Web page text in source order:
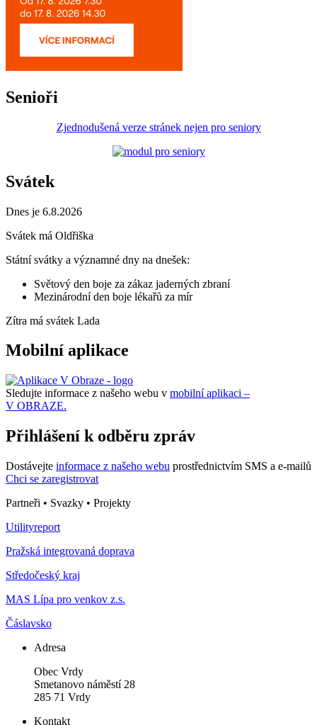
Senioři
Zjednodušená verze stránek nejen pro seniory
Svátek
Dnes je 6.8.2026
Svátek má Oldřiška
Státní svátky a významné dny na dnešek:
Světový den boje za zákaz jaderných zbraní
Mezinárodní den boje lékařů za mír
Zítra má svátek Lada
Mobilní aplikace
Sledujte informace z našeho webu v mobilní aplikaci –
V OBRAZE.
Přihlášení k odběru zpráv
Dostávejte informace z našeho webu prostřednictvím SMS a e-mailů
Chci se zaregistrovat
Partneři • Svazky • Projekty
Utilityreport
Pražská integrovaná doprava
Středočeský kraj
MAS Lípa pro venkov z.s.
Čáslavsko
Adresa
Obec Vrdy
Smetanovo náměstí 28
285 71 Vrdy
Kontakt